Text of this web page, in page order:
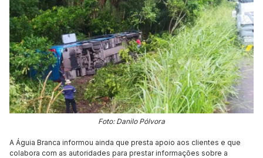
Foto: Danilo Pólvora
A Águia Branca informou ainda que presta apoio aos clientes e que
colabora com as autoridades para prestar informações sobre a